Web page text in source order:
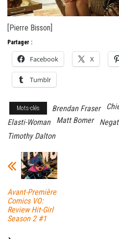
[Pierre Bisson]
Partager :
Facebook X
Tumblr
Mots-clés Brendan Fraser
Elasti-Woman
Matt Bomer
Timothy Dalton
Avant-Première
Comics VO:
Review Hit-Girl
Season 2 #1